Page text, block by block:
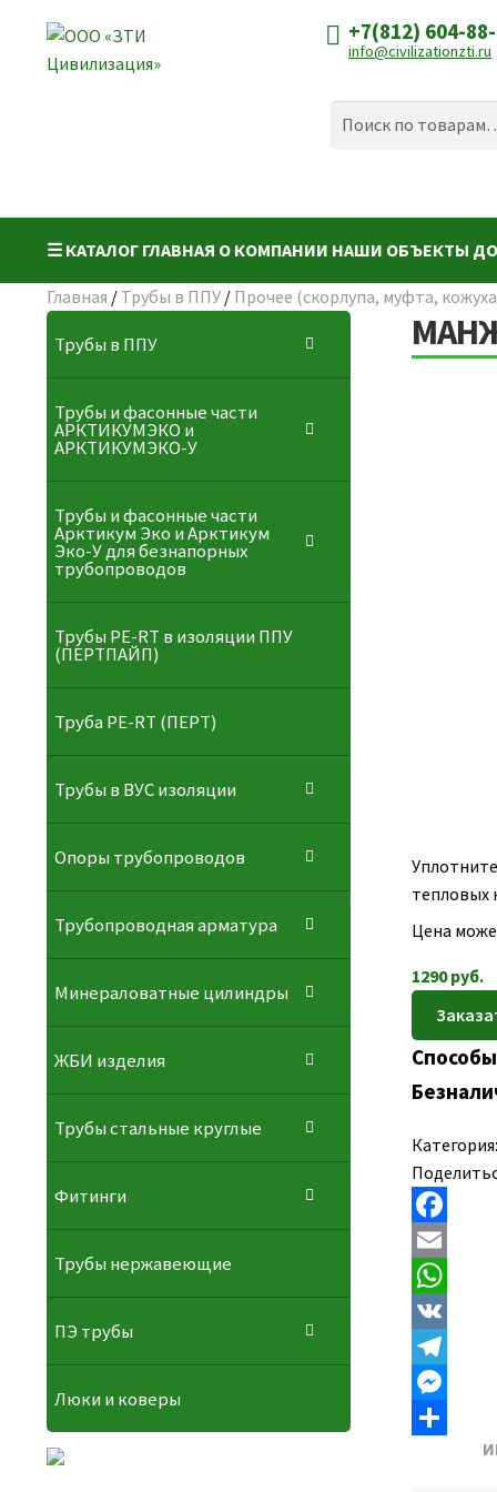
Перейти
к
Перейти
к
+7(812) 604-
info@civilizationzti.ru
☰ КАТАЛОГ ГЛАВНАЯ О КОМПАНИИ НАШИ ОБЪЕКТЫ
Главная / Трубы в ППУ/ Прочее (скорлупа, муфта,
тепловых
Цена
1290руб.
Категория:
F
a
c
e
b
o
E
m
a
W
h
a
V
K
T
eM
Трубы в ППУ
Трубы и фасонные части
АРКТИКУМЭКО и
АРКТИКУМЭКО-У
Трубы и фасонные части
Арктикум Эко и Арктикум
Эко-У для безнапорных
трубопроводов
Трубы PE-RT в изоляции ППУ
(ПЕРТПАЙП)
⁠Трубa PE-RT (ПЕРТ)
Трубы в ВУС изоляции
Опоры трубопроводов
Трубопроводная арматура
Минераловатные цилиндры
ЖБИ изделия
Трубы стальные круглые
Фитинги
Трубы нержавеющие
ПЭ трубы
Люки и коверы